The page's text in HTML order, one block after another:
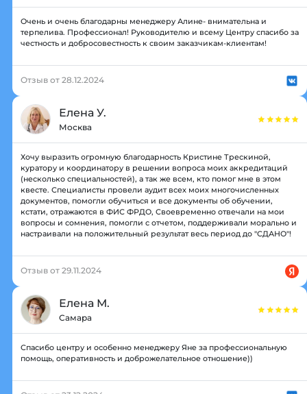
Очень и очень благодарны менеджеру Алине- внимательна и
терпелива. Профессионал! Руководителю и всему Центру спасибо за
честность и добросовестность к своим заказчикам-клиентам!
Отзыв от 28.12.2024
Елена У.
Москва
Хочу выразить огромную благодарность Кристине Трескиной,
куратору и координатору в решении вопроса моих аккредитаций
(несколько специальностей), а так же всем, кто помог мне в этом
квесте. Специалисты провели аудит всех моих многочисленных
документов, помогли обучиться и все документы об обучении,
кстати, отражаются в ФИС ФРДО, Своевременно отвечали на мои
вопросы и сомнения, помогли с отчетом, поддерживали морально и
настраивали на положительный результат весь период до "СДАНО"!
Отзыв от 29.11.2024
Елена М.
Самара
Спасибо центру и особенно менеджеру Яне за профессиональную
помощь, оперативность и доброжелательное отношение))